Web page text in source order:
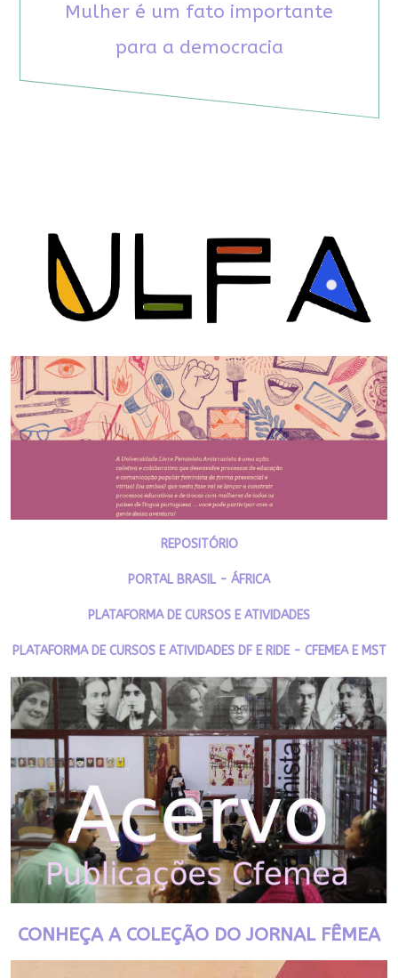
Mulher é um fato importante
para a democracia
REPOSITÓRIO
PORTAL BRASIL - ÁFRICA
PLATAFORMA DE CURSOS E ATIVIDADES
PLATAFORMA DE CURSOS E ATIVIDADES DF E RIDE - CFEMEA E MST
CONHEÇA A COLEÇÃO DO JORNAL FÊMEA